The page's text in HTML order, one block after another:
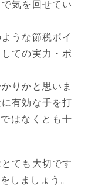
気を回せてい
うな節税ポイ
ての実力・ポ
りかと思いま
有効な手を打
はなくとも十
ても大切です
しましょう。